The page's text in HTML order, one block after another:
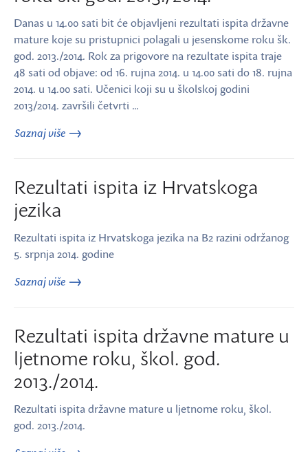
Danas u 14.00 sati bit će objavljeni rezultati ispita državne
mature koje su pristupnici polagali u jesenskome roku šk.
god. 2013./2014. Rok za prigovore na rezultate ispita traje
48 sati od objave: od 16. rujna 2014. u 14.00 sati do 18. rujna
2014. u 14.00 sati. Učenici koji su u školskoj godini
2013/2014. završili četvrti …
Saznaj više
Rezultati ispita iz Hrvatskoga
jezika
Rezultati ispita iz Hrvatskoga jezika na B2 razini održanog
5. srpnja 2014. godine
Saznaj više
Rezultati ispita državne mature u
ljetnome roku, škol. god.
2013./2014.
Rezultati ispita državne mature u ljetnome roku, škol.
god. 2013./2014.